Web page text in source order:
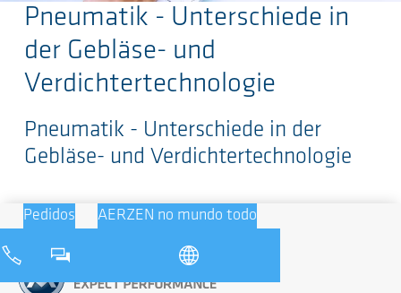
Ir para o conteúdo principal
Pneumatik - Unterschiede in
der Gebläse- und
Verdichtertechnologie
Pneumatik - Unterschiede in der
Gebläse- und Verdichtertechnologie
Pedidos AERZEN no mundo todo